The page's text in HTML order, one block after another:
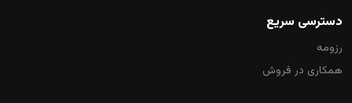
دسترسی سریع
رزومه
همکاری در فروش